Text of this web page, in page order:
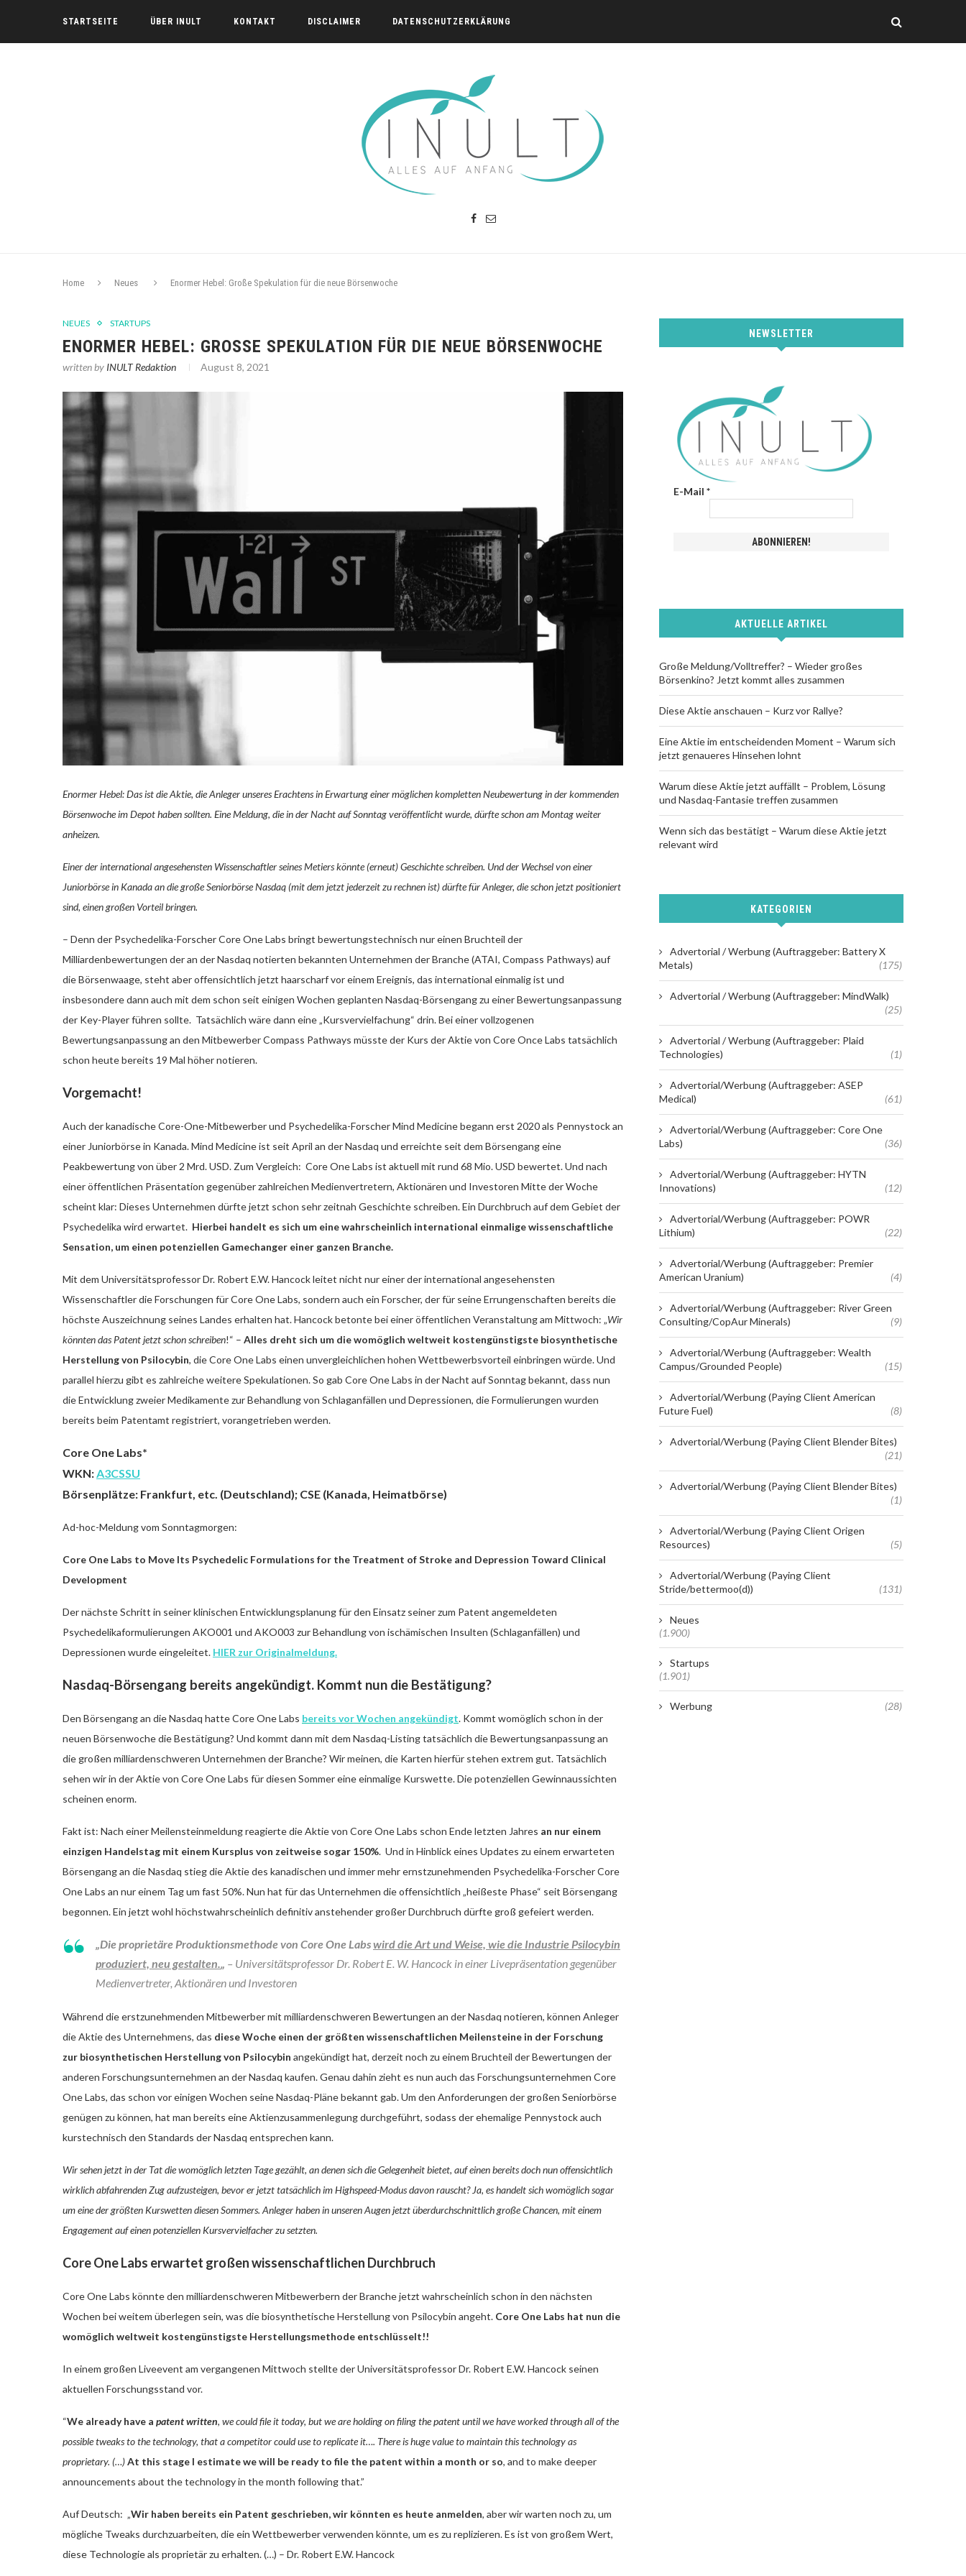
STARTSEITE ÜBER INULT KONTAKT DISCLAIMER DATENSCHUTZERKLÄRUNG
Home Neues Enormer Hebel: Große Spekulation für die neue Börsenwoche
NEUES STARTUPS
ENORMER HEBEL: GROSSE SPEKULATION FÜR DIE NEUE BÖRSENWOCHE
written by INULT Redaktion August 8, 2021
Enormer Hebel: Das ist die Aktie, die Anleger unseres Erachtens in Erwartung einer möglichen kompletten Neubewertung in der kommenden
Börsenwoche im Depot haben sollten. Eine Meldung, die in der Nacht auf Sonntag veröffentlicht wurde, dürfte schon am Montag weiter
anheizen.
Einer der international angesehensten Wissenschaftler seines Metiers könnte (erneut) Geschichte schreiben. Und der Wechsel von einer
Juniorbörse in Kanada an die große Seniorbörse Nasdaq (mit dem jetzt jederzeit zu rechnen ist) dürfte für Anleger, die schon jetzt positioniert
sind, einen großen Vorteil bringen.
– Denn der Psychedelika-Forscher Core One Labs bringt bewertungstechnisch nur einen Bruchteil der
Milliardenbewertungen der an der Nasdaq notierten bekannten Unternehmen der Branche (ATAI, Compass Pathways) auf
die Börsenwaage, steht aber offensichtlich jetzt haarscharf vor einem Ereignis, das international einmalig ist und
insbesondere dann auch mit dem schon seit einigen Wochen geplanten Nasdaq-Börsengang zu einer Bewertungsanpassung
der Key-Player führen sollte. Tatsächlich wäre dann eine „Kursvervielfachung“ drin. Bei einer vollzogenen
Bewertungsanpassung an den Mitbewerber Compass Pathways müsste der Kurs der Aktie von Core Once Labs tatsächlich
schon heute bereits 19 Mal höher notieren.
Vorgemacht!
Auch der kanadische Core-One-Mitbewerber und Psychedelika-Forscher Mind Medicine begann erst 2020 als Pennystock an
einer Juniorbörse in Kanada. Mind Medicine ist seit April an der Nasdaq und erreichte seit dem Börsengang eine
Peakbewertung von über 2 Mrd. USD. Zum Vergleich: Core One Labs ist aktuell mit rund 68 Mio. USD bewertet. Und nach
einer öffentlichen Präsentation gegenüber zahlreichen Medienvertretern, Aktionären und Investoren Mitte der Woche
scheint klar: Dieses Unternehmen dürfte jetzt schon sehr zeitnah Geschichte schreiben. Ein Durchbruch auf dem Gebiet der
Psychedelika wird erwartet. Hierbei handelt es sich um eine wahrscheinlich international einmalige wissenschaftliche
Sensation, um einen potenziellen Gamechanger einer ganzen Branche.
Mit dem Universitätsprofessor Dr. Robert E.W. Hancock leitet nicht nur einer der international angesehensten
Wissenschaftler die Forschungen für Core One Labs, sondern auch ein Forscher, der für seine Errungenschaften bereits die
höchste Auszeichnung seines Landes erhalten hat. Hancock betonte bei einer öffentlichen Veranstaltung am Mittwoch: „Wir
könnten das Patent jetzt schon schreiben!“ – Alles dreht sich um die womöglich weltweit kostengünstigste biosynthetische
Herstellung von Psilocybin, die Core One Labs einen unvergleichlichen hohen Wettbewerbsvorteil einbringen würde. Und
parallel hierzu gibt es zahlreiche weitere Spekulationen. So gab Core One Labs in der Nacht auf Sonntag bekannt, dass nun
die Entwicklung zweier Medikamente zur Behandlung von Schlaganfällen und Depressionen, die Formulierungen wurden
bereits beim Patentamt registriert, vorangetrieben werden.
Core One Labs*
WKN:A3CSSU
Börsenplätze: Frankfurt, etc. (Deutschland); CSE (Kanada, Heimatbörse)
Ad-hoc-Meldung vom Sonntagmorgen:
Core One Labs to Move Its Psychedelic Formulations for the Treatment of Stroke and Depression Toward Clinical
Development
Der nächste Schritt in seiner klinischen Entwicklungsplanung für den Einsatz seiner zum Patent angemeldeten
Psychedelikaformulierungen AKO001 und AKO003 zur Behandlung von ischämischen Insulten (Schlaganfällen) und
Depressionen wurde eingeleitet. HIER zur Originalmeldung.
Nasdaq-Börsengang bereits angekündigt. Kommt nun die Bestätigung?
Den Börsengang an die Nasdaq hatte Core One Labs bereits vor Wochen angekündigt. Kommt womöglich schon in der
neuen Börsenwoche die Bestätigung? Und kommt dann mit dem Nasdaq-Listing tatsächlich die Bewertungsanpassung an
die großen milliardenschweren Unternehmen der Branche? Wir meinen, die Karten hierfür stehen extrem gut. Tatsächlich
sehen wir in der Aktie von Core One Labs für diesen Sommer eine einmalige Kurswette. Die potenziellen Gewinnaussichten
scheinen enorm.
Fakt ist: Nach einer Meilensteinmeldung reagierte die Aktie von Core One Labs schon Ende letzten Jahres an nur einem
einzigen Handelstag mit einem Kursplus von zeitweise sogar 150%. Und in Hinblick eines Updates zu einem erwarteten
Börsengang an die Nasdaq stieg die Aktie des kanadischen und immer mehr ernstzunehmenden Psychedelika-Forscher Core
One Labs an nur einem Tag um fast 50%. Nun hat für das Unternehmen die offensichtlich „heißeste Phase“ seit Börsengang
begonnen. Ein jetzt wohl höchstwahrscheinlich definitiv anstehender großer Durchbruch dürfte groß gefeiert werden.
„Die proprietäre Produktionsmethode von Core One Labswird die Art und Weise, wie die Industrie Psilocybin
produziert, neu gestalten.„ – Universitätsprofessor Dr. Robert E. W. Hancock in einer Livepräsentation gegenüber
Medienvertreter, Aktionären und Investoren
Während die erstzunehmenden Mitbewerber mit milliardenschweren Bewertungen an der Nasdaq notieren, können Anleger
die Aktie des Unternehmens, das diese Woche einen der größten wissenschaftlichen Meilensteine in der Forschung
zur biosynthetischen Herstellung von Psilocybin angekündigt hat, derzeit noch zu einem Bruchteil der Bewertungen der
anderen Forschungsunternehmen an der Nasdaq kaufen. Genau dahin zieht es nun auch das Forschungsunternehmen Core
One Labs, das schon vor einigen Wochen seine Nasdaq-Pläne bekannt gab. Um den Anforderungen der großen Seniorbörse
genügen zu können, hat man bereits eine Aktienzusammenlegung durchgeführt, sodass der ehemalige Pennystock auch
kurstechnisch den Standards der Nasdaq entsprechen kann.
Wir sehen jetzt in der Tat die womöglich letzten Tage gezählt, an denen sich die Gelegenheit bietet, auf einen bereits doch nun offensichtlich
wirklich abfahrenden Zug aufzusteigen, bevor er jetzt tatsächlich im Highspeed-Modus davon rauscht? Ja, es handelt sich womöglich sogar
um eine der größten Kurswetten diesen Sommers. Anleger haben in unseren Augen jetzt überdurchschnittlich große Chancen, mit einem
Engagement auf einen potenziellen Kursvervielfacher zu setzten.
Core One Labs erwartet großen wissenschaftlichen Durchbruch
Core One Labs könnte den milliardenschweren Mitbewerbern der Branche jetzt wahrscheinlich schon in den nächsten
Wochen bei weitem überlegen sein, was die biosynthetische Herstellung von Psilocybin angeht. Core One Labs hat nun die
womöglich weltweit kostengünstigste Herstellungsmethode entschlüsselt!!
In einem großen Liveevent am vergangenen Mittwoch stellte der Universitätsprofessor Dr. Robert E.W. Hancock seinen
aktuellen Forschungsstand vor.
“We already have a patent written, we could file it today, but we are holding on filing the patent until we have worked through all of the
possible tweaks to the technology, that a competitor could use to replicate it…. There is huge value to maintain this technology as
proprietary. (…)At this stage I estimate we will be ready to file the patent within a month or so, and to make deeper
announcements about the technology in the month following that.”
Auf Deutsch: „Wir haben bereits ein Patent geschrieben, wir könnten es heute anmelden, aber wir warten noch zu, um
mögliche Tweaks durchzuarbeiten, die ein Wettbewerber verwenden könnte, um es zu replizieren. Es ist von großem Wert,
diese Technologie als proprietär zu erhalten. (…) – Dr. Robert E.W. Hancock
NEWSLETTER
E-Mail *
AKTUELLE ARTIKEL
Große Meldung/Volltreffer? – Wieder großes
Börsenkino? Jetzt kommt alles zusammen
Diese Aktie anschauen – Kurz vor Rallye?
Eine Aktie im entscheidenden Moment – Warum sich
jetzt genaueres Hinsehen lohnt
Warum diese Aktie jetzt auffällt – Problem, Lösung
und Nasdaq-Fantasie treffen zusammen
Wenn sich das bestätigt – Warum diese Aktie jetzt
relevant wird
KATEGORIEN
Advertorial / Werbung (Auftraggeber: Battery X
Metals)
(175)
Advertorial / Werbung (Auftraggeber: MindWalk)
(25)
Advertorial / Werbung (Auftraggeber: Plaid
Technologies)
(1)
Advertorial/Werbung (Auftraggeber: ASEP
Medical)
(61)
Advertorial/Werbung (Auftraggeber: Core One
Labs)
(36)
Advertorial/Werbung (Auftraggeber: HYTN
Innovations)
(12)
Advertorial/Werbung (Auftraggeber: POWR
Lithium)
(22)
Advertorial/Werbung (Auftraggeber: Premier
American Uranium)
(4)
Advertorial/Werbung (Auftraggeber: River Green
Consulting/CopAur Minerals)
(9)
Advertorial/Werbung (Auftraggeber: Wealth
Campus/Grounded People)
(15)
Advertorial/Werbung (Paying Client American
Future Fuel)
(8)
Advertorial/Werbung (Paying Client Blender Bites)
(21)
Advertorial/Werbung (Paying Client Blender Bites)
(1)
Advertorial/Werbung (Paying Client Origen
Resources)
(5)
Advertorial/Werbung (Paying Client
Stride/bettermoo(d))
(131)
Neues
(1.900)
Startups
(1.901)
Werbung (28)